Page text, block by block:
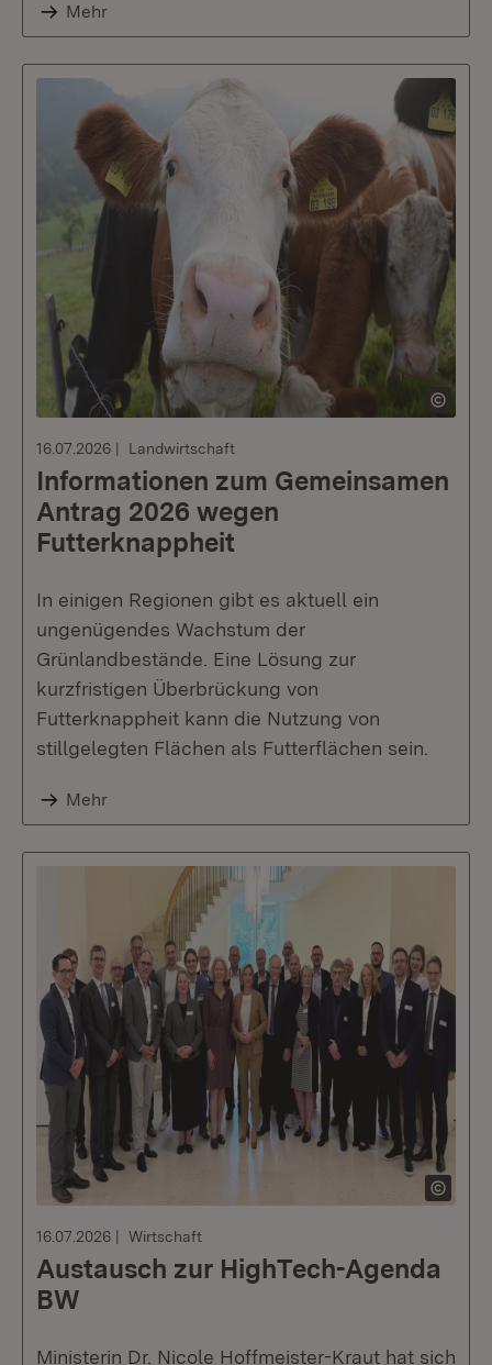
Mehr
16.07.2026 Landwirtschaft
Informationen zum Gemeinsamen
Antrag 2026 wegen
Futterknappheit
In einigen Regionen gibt es aktuell ein
ungenügendes Wachstum der
Grünlandbestände. Eine Lösung zur
kurzfristigen Überbrückung von
Futterknappheit kann die Nutzung von
stillgelegten Flächen als Futterflächen sein.
Mehr
16.07.2026 Wirtschaft
Austausch zur HighTech-Agenda
BW
Ministerin Dr. Nicole Hoffmeister-Kraut hat sich